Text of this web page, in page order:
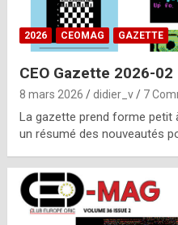
2026 CEOMAG GAZETTE
CEO Gazette 2026-02
8 mars 2026 didier_v 7
La gazette prend forme petit
un résumé des nouveautés